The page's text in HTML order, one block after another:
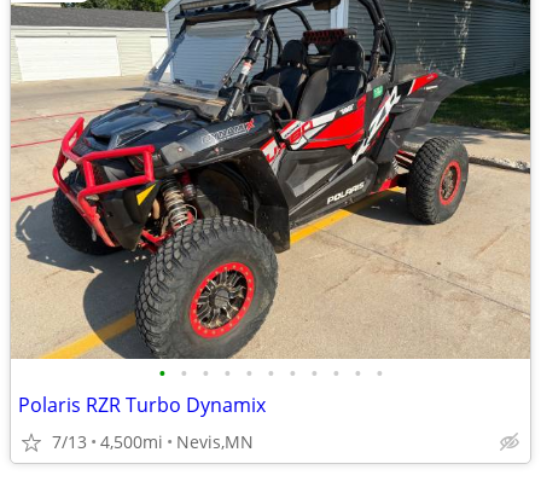
• • • • • • • • • • •
Polaris RZR Turbo Dynamix
7/13 4,500mi Nevis,MN